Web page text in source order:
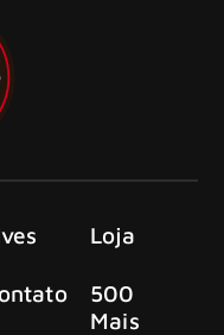
Loja
500
Mais